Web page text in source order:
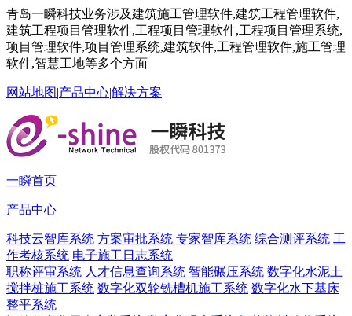
青岛一瞬科技业务涉及建筑施工管理软件,建筑工程管理软件,
建筑工程项目管理软件,工程项目管理软件,工程项目管理系统,
项目管理软件,项目管理系统,建筑软件,工程管理软件,施工管理
软件,智慧工地等多个方面
网站地图|产品中心|解决方案
一瞬首页
产品中心
科技云智库系统 方案审批系统 专家智库系统 综合测评系统 工
作考核系统 电子施工日志系统
职称评审系统 人才信息查询系统 智能碾压系统 数字化水泥土
搅拌桩施工系统 数字化双轮铣槽机施工系统 数字化水下基床
整平系统